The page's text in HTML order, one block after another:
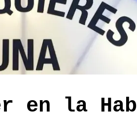
en la